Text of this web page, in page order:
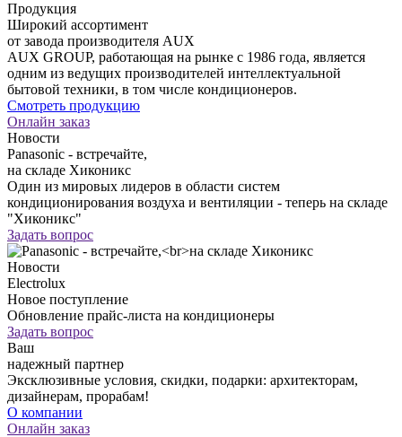
Продукция
Широкий ассортимент
от завода производителя AUX
AUX GROUP, работающая на рынке с 1986 года, является
одним из ведущих производителей интеллектуальной
бытовой техники, в том числе кондиционеров.
Смотреть продукцию
Онлайн заказ
Новости
Panasonic - встречайте,
на складе Хиконикс
Один из мировых лидеров в области систем
кондиционирования воздуха и вентиляции - теперь на складе
"Хиконикс"
Задать вопрос
Новости
Electrolux
Новое поступление
Обновление прайс-листа на кондиционеры
Задать вопрос
Ваш
надежный партнер
Эксклюзивные условия, скидки, подарки: архитекторам,
дизайнерам, прорабам!
О компании
Онлайн заказ